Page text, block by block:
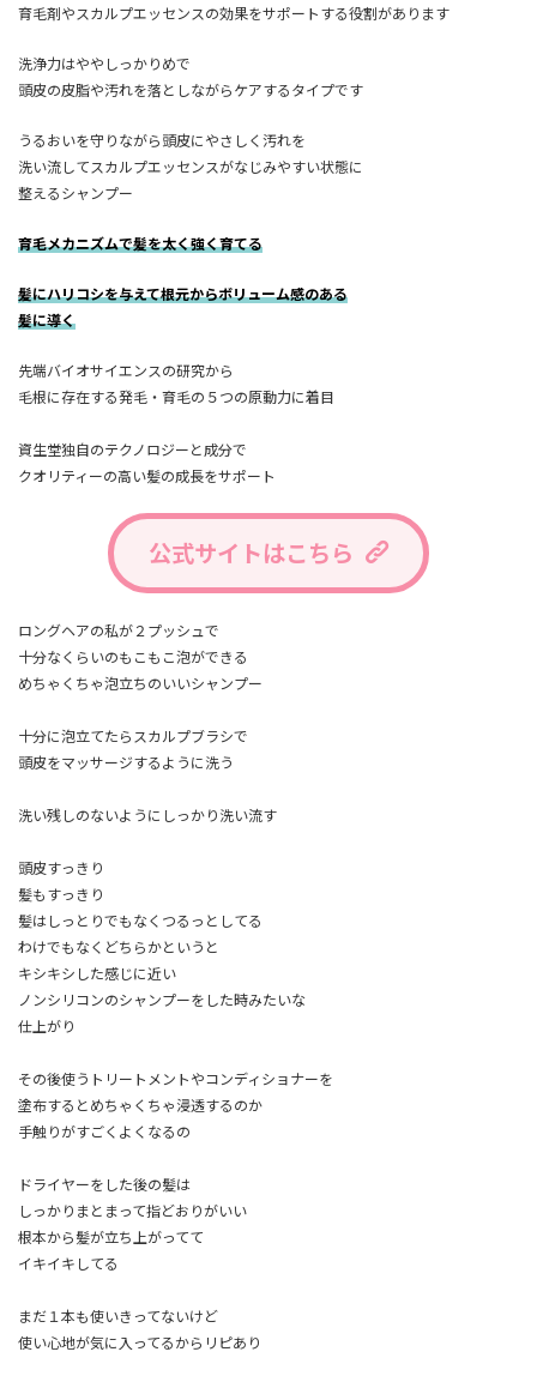
育毛剤やスカルプエッセンスの効果をサポートする役割があります
洗浄力はややしっかりめで
頭皮の皮脂や汚れを落としながらケアするタイプです
うるおいを守りながら頭皮にやさしく汚れを
洗い流してスカルプエッセンスがなじみやすい状態に
整えるシャンプー
育毛メカニズムで髪を太く強く育てる
髪にハリコシを与えて根元からボリューム感のある
髪に導く
先端バイオサイエンスの研究から
毛根に存在する発毛・育毛の５つの原動力に着目
資生堂独自のテクノロジーと成分で
クオリティーの高い髪の成長をサポート
公式サイトはこちら
ロングヘアの私が２プッシュで
十分なくらいのもこもこ泡ができる
めちゃくちゃ泡立ちのいいシャンプー
十分に泡立てたらスカルプブラシで
頭皮をマッサージするように洗う
洗い残しのないようにしっかり洗い流す
頭皮すっきり
髪もすっきり
髪はしっとりでもなくつるっとしてる
わけでもなくどちらかというと
キシキシした感じに近い
ノンシリコンのシャンプーをした時みたいな
仕上がり
その後使うトリートメントやコンディショナーを
塗布するとめちゃくちゃ浸透するのか
手触りがすごくよくなるの
ドライヤーをした後の髪は
しっかりまとまって指どおりがいい
根本から髪が立ち上がってて
イキイキしてる
まだ１本も使いきってないけど
使い心地が気に入ってるからリピあり